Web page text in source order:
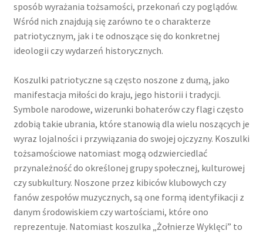
sposób wyrażania tożsamości, przekonań czy poglądów.
Wśród nich znajdują się zarówno te o charakterze
patriotycznym, jak i te odnoszące się do konkretnej
ideologii czy wydarzeń historycznych.
Koszulki patriotyczne są często noszone z dumą, jako
manifestacja miłości do kraju, jego historii i tradycji.
Symbole narodowe, wizerunki bohaterów czy flagi często
zdobią takie ubrania, które stanowią dla wielu noszących je
wyraz lojalności i przywiązania do swojej ojczyzny. Koszulki
tożsamościowe natomiast mogą odzwierciedlać
przynależność do określonej grupy społecznej, kulturowej
czy subkultury. Noszone przez kibiców klubowych czy
fanów zespołów muzycznych, są one formą identyfikacji z
danym środowiskiem czy wartościami, które ono
reprezentuje. Natomiast koszulka „Żołnierze Wyklęci” to